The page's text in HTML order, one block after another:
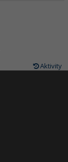
Aktivity